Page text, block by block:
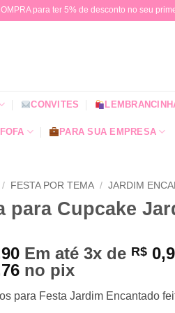
para ter 5% de desconto no seu
CONVITES
PARA SUA EMPRESA
/ FESTA POR TEMA / JARDIM
para Cupcake
Em até 3x de R$
no pix
para Festa Jardim Encantado